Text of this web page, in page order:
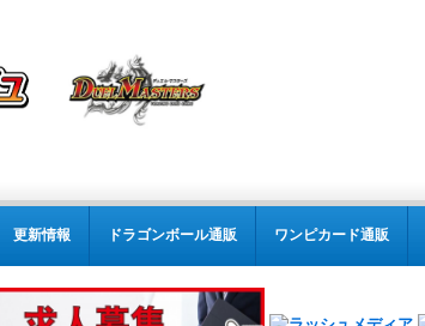
更新情報 ドラゴンボール通販 ワンピカード通販